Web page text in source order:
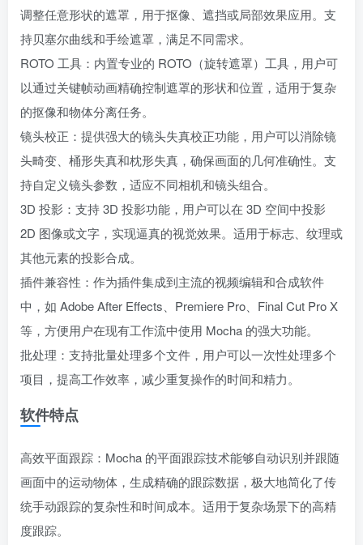
调整任意形状的遮罩，用于抠像、遮挡或局部效果应用。支
持贝塞尔曲线和手绘遮罩，满足不同需求。
ROTO 工具：内置专业的 ROTO（旋转遮罩）工具，用户可
以通过关键帧动画精确控制遮罩的形状和位置，适用于复杂
的抠像和物体分离任务。
镜头校正：提供强大的镜头失真校正功能，用户可以消除镜
头畸变、桶形失真和枕形失真，确保画面的几何准确性。支
持自定义镜头参数，适应不同相机和镜头组合。
3D 投影：支持 3D 投影功能，用户可以在 3D 空间中投影
2D 图像或文字，实现逼真的视觉效果。适用于标志、纹理或
其他元素的投影合成。
插件兼容性：作为插件集成到主流的视频编辑和合成软件
中，如 Adobe After Effects、Premiere Pro、Final Cut Pro X
等，方便用户在现有工作流中使用 Mocha 的强大功能。
批处理：支持批量处理多个文件，用户可以一次性处理多个
项目，提高工作效率，减少重复操作的时间和精力。
软件特点
高效平面跟踪：Mocha 的平面跟踪技术能够自动识别并跟随
画面中的运动物体，生成精确的跟踪数据，极大地简化了传
统手动跟踪的复杂性和时间成本。适用于复杂场景下的高精
度跟踪。